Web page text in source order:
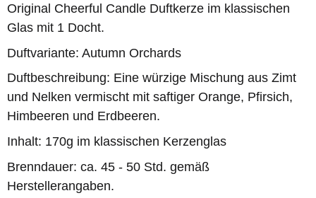
Original Cheerful Candle Duftkerze im klassischen
Glas mit 1 Docht.
Duftvariante: Autumn Orchards
Duftbeschreibung: Eine würzige Mischung aus Zimt
und Nelken vermischt mit saftiger Orange, Pfirsich,
Himbeeren und Erdbeeren.
Inhalt: 170g im klassischen Kerzenglas
Brenndauer: ca. 45 - 50 Std. gemäß
Herstellerangaben.